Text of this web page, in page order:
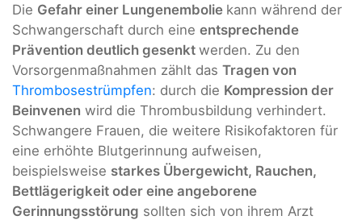
Die Gefahr einer Lungenembolie kann während der
Schwangerschaft durch eine entsprechende
Prävention deutlich gesenkt werden. Zu den
Vorsorgenmaßnahmen zählt das Tragen von
Thrombosestrümpfen: durch die Kompression der
Beinvenen wird die Thrombusbildung verhindert.
Schwangere Frauen, die weitere Risikofaktoren für
eine erhöhte Blutgerinnung aufweisen,
beispielsweise starkes Übergewicht, Rauchen,
Bettlägerigkeit oder eine angeborene
Gerinnungsstörung sollten sich von ihrem Arzt